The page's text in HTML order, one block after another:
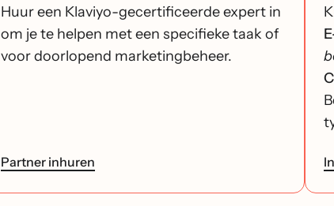
Huur een Klaviyo-gecertificeerde expert in
om je te helpen met een specifieke taak of
voor doorlopend marketingbeheer.
Partner inhuren